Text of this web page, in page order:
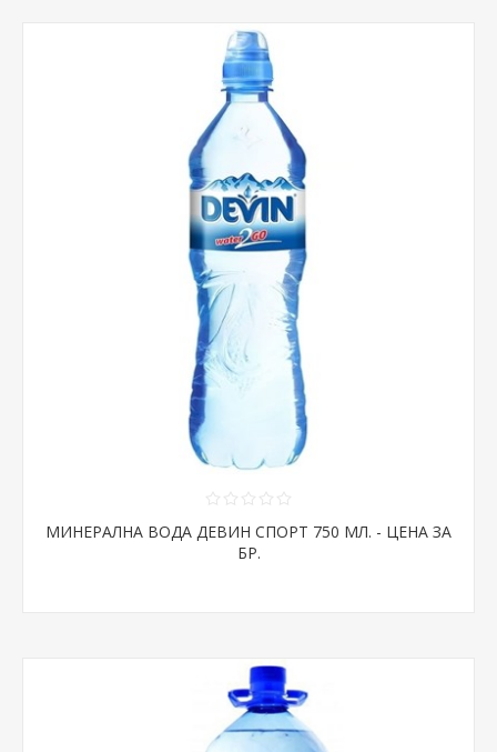
МИНЕРАЛНА ВОДА ДЕВИН СПОРТ 750 МЛ. - ЦЕНА ЗА
БР.